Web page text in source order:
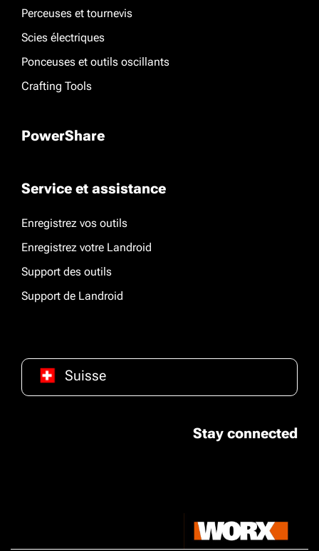
Perceuses et tournevis
Scies électriques
Ponceuses et outils oscillants
Crafting Tools
PowerShare
Service et assistance
Enregistrez vos outils
Enregistrez votre Landroid
Support des outils
Support de Landroid
Suisse
Stay connected